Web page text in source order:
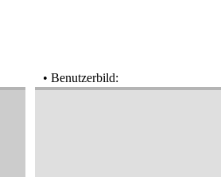
• Benutzerbild: